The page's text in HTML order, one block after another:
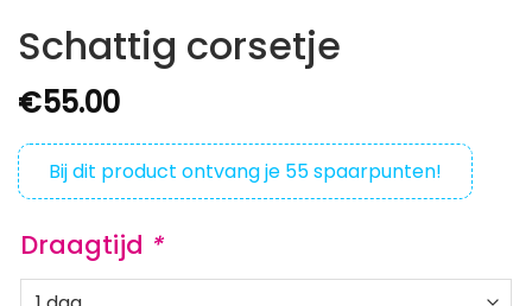
Schattig corsetje
€55.00
Bij dit product ontvang je 55spaarpunten!
Draagtijd *